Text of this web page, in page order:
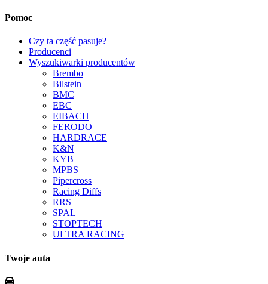
Pomoc
Czy ta część pasuje?
Producenci
Wyszukiwarki producentów
Brembo
Bilstein
BMC
EBC
EIBACH
FERODO
HARDRACE
K&N
KYB
MPBS
Pipercross
Racing Diffs
RRS
SPAL
STOPTECH
ULTRA RACING
Twoje auta